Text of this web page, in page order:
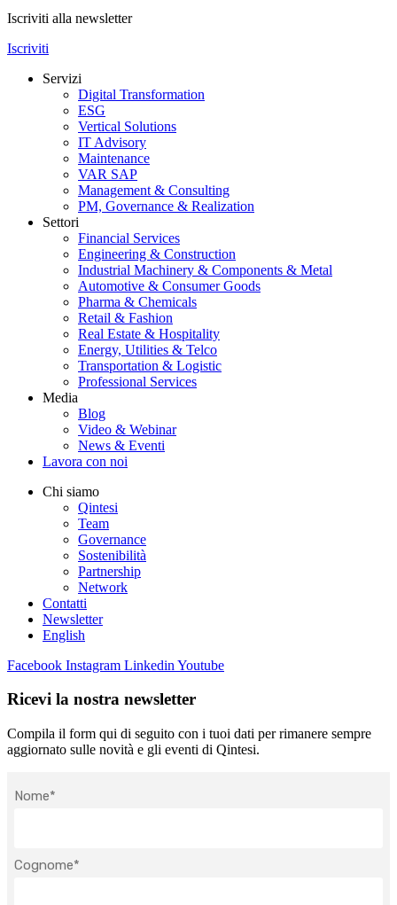
Iscriviti alla newsletter
Iscriviti
Servizi
Digital Transformation
ESG
Vertical Solutions
IT Advisory
Maintenance
VAR SAP
Management & Consulting
PM, Governance & Realization
Settori
Financial Services
Engineering & Construction
Industrial Machinery & Components & Metal
Automotive & Consumer Goods
Pharma & Chemicals
Retail & Fashion
Real Estate & Hospitality
Energy, Utilities & Telco
Transportation & Logistic
Professional Services
Media
Blog
Video & Webinar
News & Eventi
Lavora con noi
Chi siamo
Qintesi
Team
Governance
Sostenibilità
Partnership
Network
Contatti
Newsletter
English
Facebook Instagram Linkedin Youtube
Ricevi la nostra newsletter
Compila il form qui di seguito con i tuoi dati per rimanere sempre
aggiornato sulle novità e gli eventi di Qintesi.